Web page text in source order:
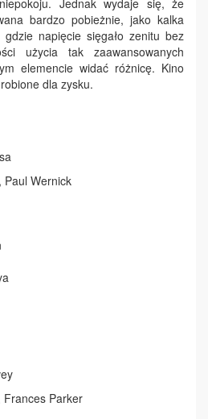
bardzo pobieżnie, jako kalka
gdzie napięcie sięgało zenitu bez
użycia tak zaawansowanych
elemencie widać różnicę. Kino
dla zysku.
Paul Wernick
Frances Parker